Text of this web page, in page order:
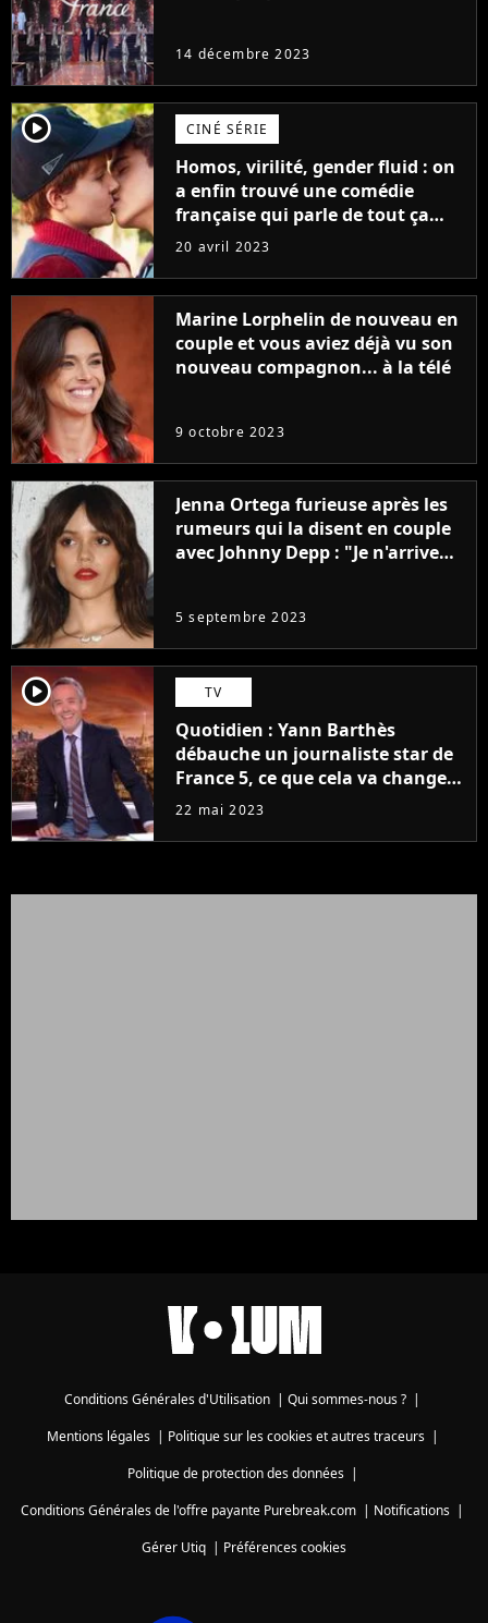
14 décembre 2023
player2 CINÉ SÉRIE
Homos, virilité, gender fluid : on
a enfin trouvé une comédie
française qui parle de tout ça
sans être super ringarde
20 avril 2023
Marine Lorphelin de nouveau en
couple et vous aviez déjà vu son
nouveau compagnon... à la télé
9 octobre 2023
Jenna Ortega furieuse après les
rumeurs qui la disent en couple
avec Johnny Depp : "Je n'arrive
5 septembre 2023
player2 TV
Quotidien : Yann Barthès
débauche un journaliste star de
France 5, ce que cela va changer
à la rentrée
22 mai 2023
Conditions Générales d'Utilisation | Qui sommes-nous ? |
Mentions légales| Politique sur les cookies et autres traceurs|
Politique de protection des données|
Conditions Générales de l'offre payante Purebreak.com | Notifications |
Gérer Utiq | Préférences cookies